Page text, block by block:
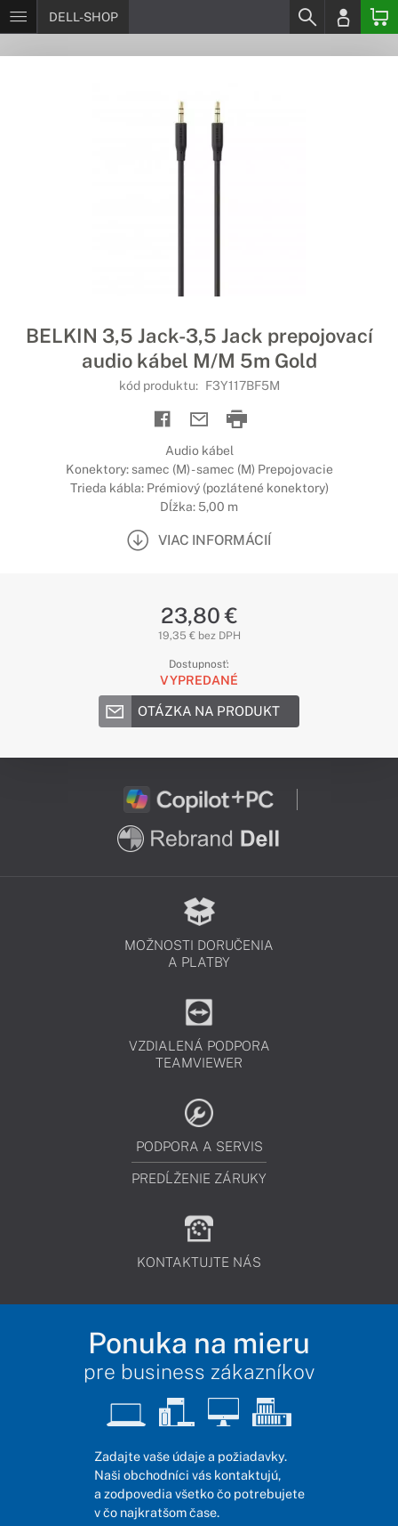
DELL-SHOP
BELKIN 3,5 Jack-3,5 Jack prepojovací
audio kábel M/M 5m Gold
kód produktu: F3Y117BF5M
Audio kábel
Konektory: samec (M) - samec (M) Prepojovacie
Trieda kábla: Prémiový (pozlátené konektory)
Dĺžka: 5,00 m
VIAC INFORMÁCIÍ
23,80 €
19,35 € bez DPH
Dostupnosť:
VYPREDANÉ
OTÁZKA NA PRODUKT
MOŽNOSTI DORUČENIA
A PLATBY
VZDIALENÁ PODPORA
TEAMVIEWER
PODPORA A SERVIS
PREDĹŽENIE ZÁRUKY
KONTAKTUJTE NÁS
Ponuka na mieru
pre business zákazníkov
Zadajte vaše údaje a požiadavky.
Naši obchodníci vás kontaktujú,
a zodpovedia všetko čo potrebujete
v čo najkratšom čase.